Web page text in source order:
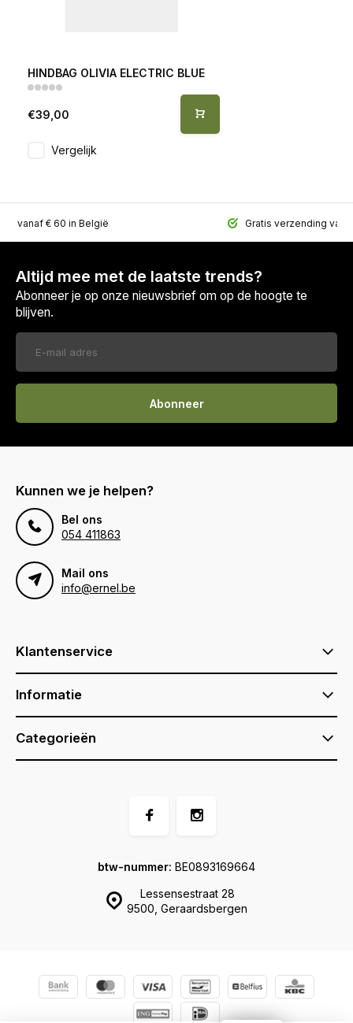
HINDBAG OLIVIA ELECTRIC BLUE
€39,00
Vergelijk
vanaf € 60 in België Gratis verzending
Altijd mee met de laatste trends?
Abonneer je op onze nieuwsbrief om op de hoogte te
blijven.
Abonneer
Kunnen we je helpen?
Bel ons
054 411863
Mail ons
info@ernel.be
Klantenservice
Informatie
Categorieën
Lessensestraat 28
9500, Geraardsbergen
btw-nummer: BE0893169664